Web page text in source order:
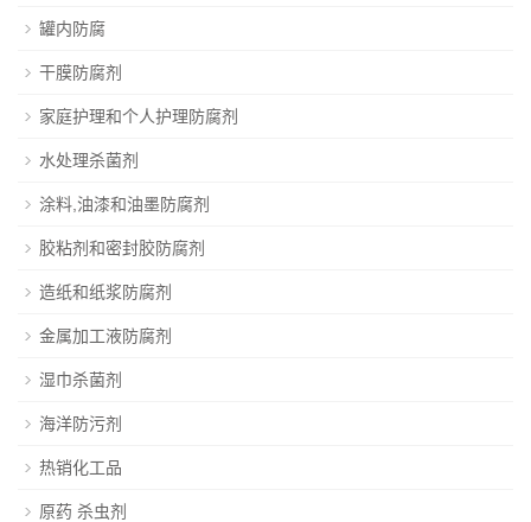
罐内防腐
干膜防腐剂
家庭护理和个人护理防腐剂
水处理杀菌剂
涂料,油漆和油墨防腐剂
胶粘剂和密封胶防腐剂
造纸和纸浆防腐剂
金属加工液防腐剂
湿巾杀菌剂
海洋防污剂
热销化工品
原药 杀虫剂